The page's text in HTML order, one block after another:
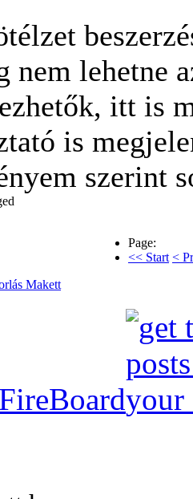
nem lehetne
itt is
is
szerint
Page:
<< Start <
Makett
FireBoard